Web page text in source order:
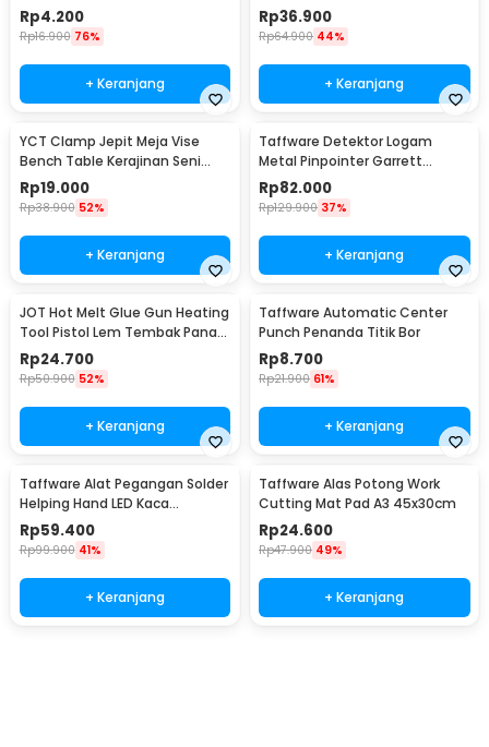
Rp4.200
Rp16.900 76%
+ Keranjang
Rp36.900
Rp64.900 44%
+ Keranjang
YCT Clamp Jepit Meja Vise
Bench Table Kerajinan Seni
Perhiasan 25mm - QST
Rp19.000
Rp38.900 52%
+ Keranjang
Taffware Detektor Logam
Metal Pinpointer Garrett
Waterproof - 1166000
Rp82.000
Rp129.900 37%
+ Keranjang
JOT Hot Melt Glue Gun Heating
Tool Pistol Lem Tembak Panas
20W - QT-302
Rp24.700
Rp50.900 52%
+ Keranjang
Taffware Automatic Center
Punch Penanda Titik Bor
Rp8.700
Rp21.900 61%
+ Keranjang
Taffware Alat Pegangan Solder
Helping Hand LED Kaca
Pembesar 3.5X - TE-801
Rp59.400
Rp99.900 41%
+ Keranjang
Taffware Alas Potong Work
Cutting Mat Pad A3 45x30cm
Rp24.600
Rp47.900 49%
+ Keranjang